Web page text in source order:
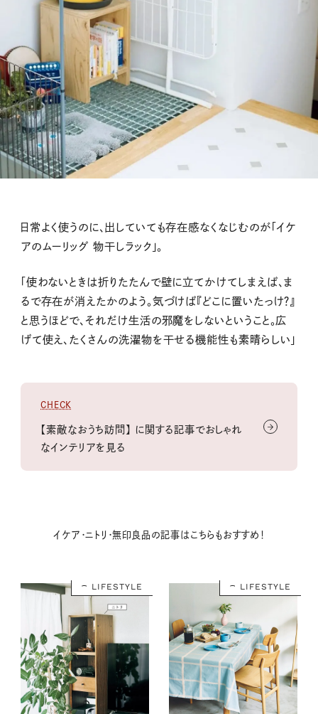
日常よく使うのに、出していても存在感なくなじむのが「イケ
アのムーリッグ 物干しラック」。
「使わないときは折りたたんで壁に立てかけてしまえば、ま
るで存在が消えたかのよう。気づけば『どこに置いたっけ？』
と思うほどで、それだけ生活の邪魔をしないということ。広
げて使え、たくさんの洗濯物を干せる機能性も素晴らしい」
CHECK
【素敵なおうち訪問】 に関する記事でおしゃれ
なインテリアを見る
イケア・ニトリ・無印良品の記事はこちらもおすすめ！
LIFESTYLE LIFESTYLE